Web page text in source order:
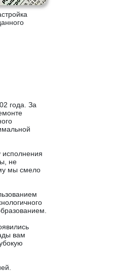
года. За
исполнения
не
мы смело
вам